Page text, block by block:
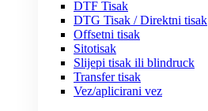
DTF Tisak
DTG Tisak / Direktni tisak
Offsetni tisak
Sitotisak
Slijepi tisak ili blindruck
Transfer tisak
Vez/aplicirani vez